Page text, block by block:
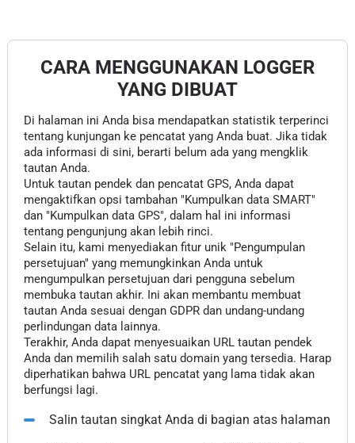
CARA MENGGUNAKAN LOGGER
YANG DIBUAT
Di halaman ini Anda bisa mendapatkan statistik terperinci
tentang kunjungan ke pencatat yang Anda buat. Jika tidak
ada informasi di sini, berarti belum ada yang mengklik
tautan Anda.
Untuk tautan pendek dan pencatat GPS, Anda dapat
mengaktifkan opsi tambahan "Kumpulkan data SMART"
dan "Kumpulkan data GPS", dalam hal ini informasi
tentang pengunjung akan lebih rinci.
Selain itu, kami menyediakan fitur unik "Pengumpulan
persetujuan" yang memungkinkan Anda untuk
mengumpulkan persetujuan dari pengguna sebelum
membuka tautan akhir. Ini akan membantu membuat
tautan Anda sesuai dengan GDPR dan undang-undang
perlindungan data lainnya.
Terakhir, Anda dapat menyesuaikan URL tautan pendek
Anda dan memilih salah satu domain yang tersedia. Harap
diperhatikan bahwa URL pencatat yang lama tidak akan
berfungsi lagi.
Salin tautan singkat Anda di bagian atas halaman